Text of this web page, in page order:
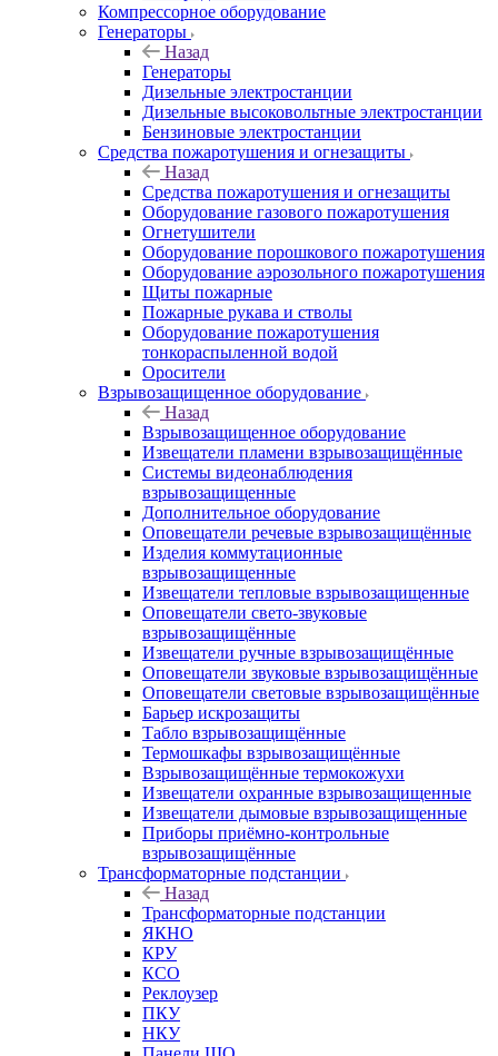
Компрессорное оборудование
Генераторы
Назад
Генераторы
Дизельные электростанции
Дизельные высоковольтные электростанции
Бензиновые электростанции
Средства пожаротушения и огнезащиты
Назад
Средства пожаротушения и огнезащиты
Оборудование газового пожаротушения
Огнетушители
Оборудование порошкового пожаротушения
Оборудование аэрозольного пожаротушения
Щиты пожарные
Пожарные рукава и стволы
Оборудование пожаротушения
тонкораспыленной водой
Оросители
Взрывозащищенное оборудование
Назад
Взрывозащищенное оборудование
Извещатели пламени взрывозащищённые
Системы видеонаблюдения
взрывозащищенные
Дополнительное оборудование
Оповещатели речевые взрывозащищённые
Изделия коммутационные
взрывозащищенные
Извещатели тепловые взрывозащищенные
Оповещатели свето-звуковые
взрывозащищённые
Извещатели ручные взрывозащищённые
Оповещатели звуковые взрывозащищённые
Оповещатели световые взрывозащищённые
Барьер искрозащиты
Табло взрывозащищённые
Термошкафы взрывозащищённые
Взрывозащищённые термокожухи
Извещатели охранные взрывозащищенные
Извещатели дымовые взрывозащищенные
Приборы приёмно-контрольные
взрывозащищённые
Трансформаторные подстанции
Назад
Трансформаторные подстанции
ЯКНО
КРУ
КСО
Реклоузер
ПКУ
НКУ